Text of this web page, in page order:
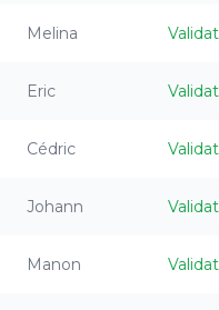
Melina
Eric
Cédric
Johann
Manon